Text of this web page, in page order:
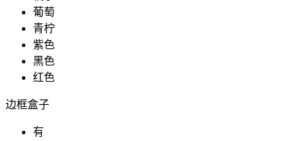
葡萄
青柠
紫色
黑色
红色
边框盒子
有